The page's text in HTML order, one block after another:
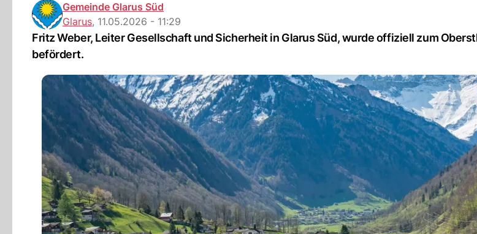
Gemeinde Glarus Süd
Glarus, 11.05.2026 - 11:29
Fritz Weber, Leiter Gesellschaft und Sicherheit in Glarus Süd, wurde offiziell zum
befördert.